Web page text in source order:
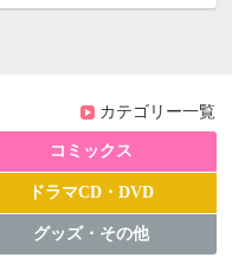
カテゴリー一覧
コミックス
ドラマCD・DVD
グッズ・その他